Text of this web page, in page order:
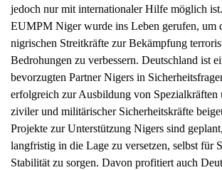
jedoch nur mit internationaler Hilfe möglich
EUMPM Niger wurde ins Leben gerufen, um
nigrischen Streitkräfte zur Bekämpfung
Bedrohungen zu verbessern. Deutschland ist
bevorzugten Partner Nigers in
erfolgreich zur Ausbildung von Spezialkräften
ziviler und militärischer Sicherheitskräfte
Projekte zur Unterstützung Nigers sind
langfristig in die Lage zu versetzen, selbst für
Stabilität zu sorgen. Davon profitiert auch